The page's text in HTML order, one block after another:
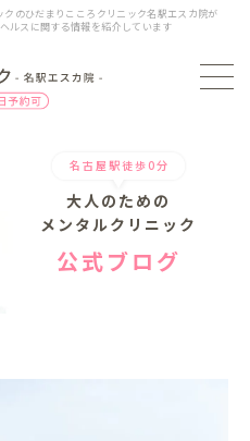
のひだまりこころクリニック名駅エスカ院が
ルスに関する情報を紹介しています
名古屋駅徒歩0分
大人のための
メンタルクリニック
公式ブログ